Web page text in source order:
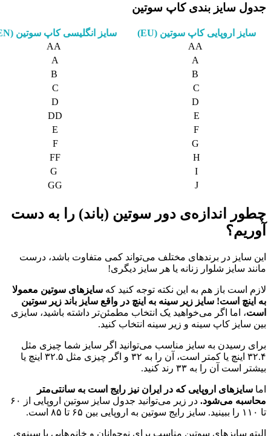
جدول سایز بندی کاپ سوتین
سایز اروپایی کاپ سوتین (EU)
سایز انگلیسی کاپ سوتین (EN)
AA
A
A
C
C
D
E
DD
F
E
F
H
FF
I
J
GG
چطور اندازه‌ی دور سوتین (باند) را به دست
آوریم؟
این سایز در برندهای مختلف می‌تواند کمی متفاوت باشد، درست
مانند سایز شلوار زنانه یا هر سایز دیگری!
لازم است باز هم به این نکته توجه کنید که سایزهای سوتین معمولا
به اینچ است! سایز زیر سینه به اینچ در واقع سایز باند زیر سوتین
است، اما اگر می‌خواهید یک انتخاب مطمئن‌تر داشته باشید، سایزی
بین سایز کاپ سینه و زیر سینه انتخاب کنید.
برای رسیدن به سایز مناسب می‌توانید اگر سایز شما چیزی مثل
۳۲.۴ اینچ یا کمتر است، آن را به ۳۲ و اگر چیزی مثل ۳۲.۵ اینچ یا
بیشتر است آن را به ۳۳ رند کنید.
اما سایزهای اروپایی که در ایران نیز رایج است به سانتی‌متر
محاسبه می‌شود.
در زیر می‌توانید جدول سایز سوتین اروپایی از ۶۰
تا ۱۱۰ را ببینید. سایز رایج سوتین به اروپایی بین ۶۵ تا ۸۵ است.
البته سایزهای سوتین مناسب برای نوجوانان و خانم‌هایی با سینه‌ی